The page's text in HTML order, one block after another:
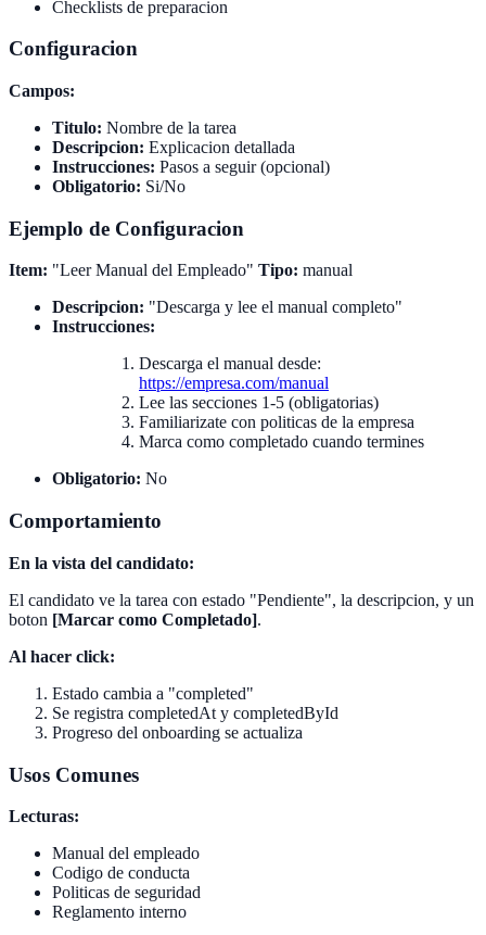
Checklists de preparacion
Configuracion
Campos:
Titulo: Nombre de la tarea
Descripcion: Explicacion detallada
Instrucciones: Pasos a seguir (opcional)
Obligatorio: Si/No
Ejemplo de Configuracion
Item: "Leer Manual del Empleado" Tipo: manual
Descripcion: "Descarga y lee el manual completo"
Instrucciones:
Descarga el manual desde:
https://empresa.com/manual
Lee las secciones 1-5 (obligatorias)
Familiarizate con politicas de la empresa
Marca como completado cuando termines
Obligatorio: No
Comportamiento
En la vista del candidato:
El candidato ve la tarea con estado "Pendiente", la descripcion, y un
boton [Marcar como Completado].
Al hacer click:
Estado cambia a "completed"
Se registra completedAt y completedById
Progreso del onboarding se actualiza
Usos Comunes
Lecturas:
Manual del empleado
Codigo de conducta
Politicas de seguridad
Reglamento interno